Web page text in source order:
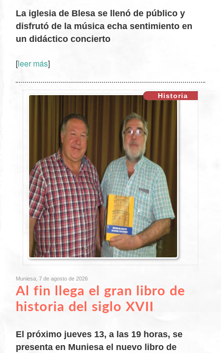
La iglesia de Blesa se llenó de público y
disfrutó de la música echa sentimiento en
un didáctico concierto
[leer más]
Historia
Muniesa, 7 de agosto de 2026
Al fin llega el gran libro de
historia del siglo XVII
El próximo jueves 13, a las 19 horas, se
presenta en Muniesa el nuevo libro de